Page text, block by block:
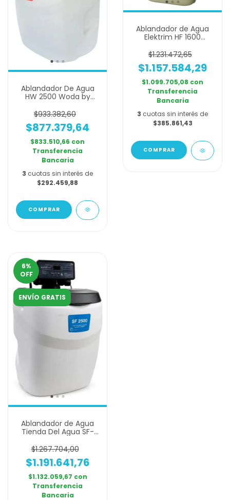
Ablandador De Agua
HW 2500 Woda by
Regeneracion por
Timer
$933.382,60
$877.379,64
$833.510,66 con
Transferencia
Bancaria
3 cuotas sin interés de
$292.459,88
Ablandador de Agua
Elektrim HF 1600
Agua Dura
$1.231.472,65
$1.157.584,29
$1.099.705,08 con
Transferencia
Bancaria
3 cuotas sin interés de
$385.861,43
6%
OFF
ENVÍO GRATIS
Ablandador de Agua
Tienda Del Agua SF-
Alta Dureza
$1.267.704,00
$1.191.641,76
$1.132.059,67 con
Transferencia
Bancaria